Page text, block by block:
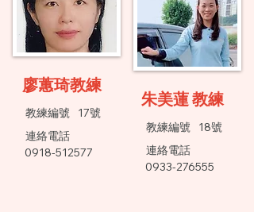
廖蕙琦教練
​教練編號
17號
連絡電話
0918-512577
朱美蓮 教練
​教練編號
18號
連絡電話
0933-276555